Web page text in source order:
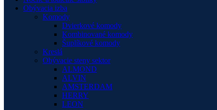
Obývacia izba
Komody
Dvierkové komody
Kombinované komody
Šuplíkové komody
Kreslá
Obývacie steny sektor
ALMOND
ALVIN
AMSTERDAM
HERRY
LEON